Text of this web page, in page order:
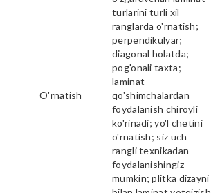
O'rnatish
turlarini turli xil
ranglarda o'rnatish;
perpendikulyar;
diagonal holatda;
pog'onali taxta;
laminat
qo'shimchalardan
foydalanish chiroyli
ko'rinadi; yo'l chetini
o'rnatish; siz uch
rangli texnikadan
foydalanishingiz
mumkin; plitka dizayni